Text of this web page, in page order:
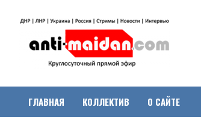
Антимайдан:
о гражданской войне на Украине, включая
ДНР, ЛНР и других регионах.
ГЛАВНАЯ КОЛЛЕКТИВ О САЙТЕ